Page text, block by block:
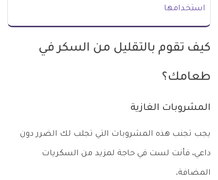
استخدامها
كيف تقوم بالتقليل من السكر في
طعامك؟
المشروبات الغازية
يجب تجنب هذه المشروبات التي تجلب لك الضرر دون
داعي، فأنت لست في حاجة لمزيد من السكريات
المضافة.